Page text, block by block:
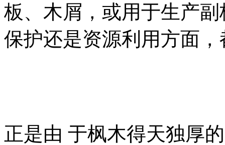
板、木屑，或用于生产
保护还是资源利用方面
正是由 于枫木得天独厚